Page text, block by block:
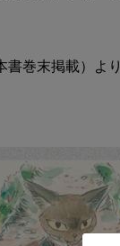
巻末掲載）より